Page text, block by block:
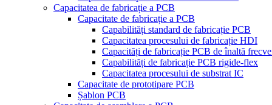
Capacitatea de fabricație a PCB
Capacitate de fabricație a PCB
Capabilități standard de fabricație PCB
Capacitatea procesului de fabricație HDI
Capacități de fabricație PCB de înaltă
Capabilități de fabricație PCB rigide-flex
Capacitatea procesului de substrat IC
Capacitate de prototipare PCB
Șablon PCB